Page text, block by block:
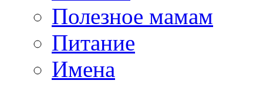
Полезное мамам
Питание
Имена